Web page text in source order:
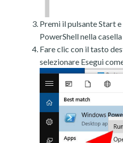
Premi il pulsante Start
PowerShell nella
Fare clic con il tasto
selezionare Esegui